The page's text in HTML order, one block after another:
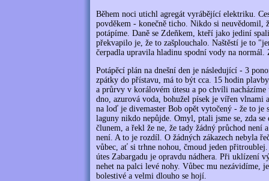
Během noci utichl agregát vyrábějící elektriku.
povděkem - konečně ticho. Nikdo si neuvědomil,
potápíme. Daně se Zdeňkem, kteří jako jediní
překvapilo je, že to zašplouchalo. Naštěstí je to
čerpadla upravila hladinu spodní vody na
Potápěcí plán na dnešní den je následující - 3
zpátky do přístavu, má to být cca. 15 hodin
a průrvy v korálovém útesu a po chvíli
dno, azurová voda, bohužel písek je vířen vlnami
na loď je divemaster Bob opět vytočený - že to
laguny nikdo nepůjde. Omyl, ptali jsme se, zda
člunem, a řekl že ne, že tady žádný průchod není
není. A to je rozdíl. O žádných zákazech nebyla
vůbec, ať si trhne nohou, čmoud jeden
útes Zabargadu je opravdu nádhera. Při uklízení
nehet na palci levé nohy. Vůbec mu nezávidíme,
bolestivé a velmi dlouho se hojí.